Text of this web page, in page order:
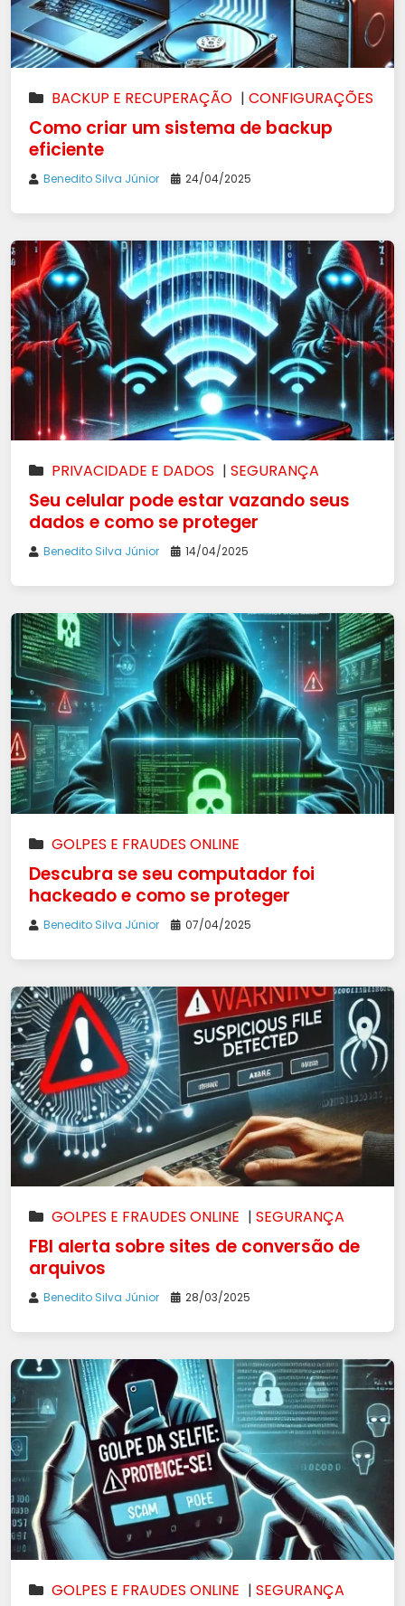
BACKUP E RECUPERAÇÃO | CONFIGURAÇÕES
DO WINDOWS
Como criar um sistema de backup
eficiente
Benedito Silva Júnior 24/04/2025
PRIVACIDADE E DADOS | SEGURANÇA
Seu celular pode estar vazando seus
dados e como se proteger
Benedito Silva Júnior 14/04/2025
GOLPES E FRAUDES ONLINE
Descubra se seu computador foi
hackeado e como se proteger
Benedito Silva Júnior 07/04/2025
GOLPES E FRAUDES ONLINE | SEGURANÇA
FBI alerta sobre sites de conversão de
arquivos
Benedito Silva Júnior 28/03/2025
GOLPES E FRAUDES ONLINE | SEGURANÇA